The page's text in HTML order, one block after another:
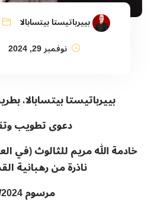
بييرباتيستا بيتسابالا
نوفمبر 29, 2024
بييرباتيستا بيتسابالا،
دعوىتطويب
خادمة اللهمريم للثالوث (في
ناذرة من رهبانية
مرسوم 29/2024